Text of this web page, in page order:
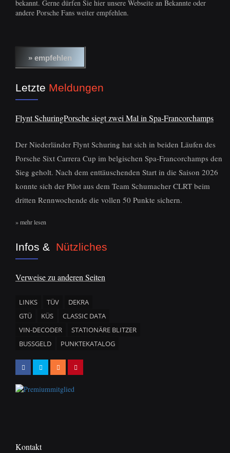
bekannt. Gerne dürfen Sie hier unsere Webseite an Bekannte oder
andere Porsche Fans weiter empfehlen.
Letzte Meldungen
Flynt SchuringPorsche siegt zwei Mal in Spa-Francorchamps
Der Niederländer Flynt Schuring hat sich in beiden Läufen des
Porsche Sixt Carrera Cup im belgischen Spa-Francorchamps den
Sieg geholt. Nach dem enttäuschenden Start in die Saison 2026
konnte sich der Pilot aus dem Team Schumacher CLRT beim
dritten Rennwochende die vollen 50 Punkte sichern.
» mehr lesen
Infos & Nützliches
Verweise zu anderen Seiten
LINKS TÜV
DEKRA
GTÜ
KÜS
CLASSIC DATA
VIN-DECODER
STATIONÄRE BLITZER
BUSSGELD
PUNKTEKATALOG
Kontakt